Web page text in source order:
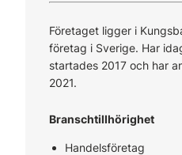
Företaget ligger i
företag i Sverige. Har
startades 2017 och har
2021.
Branschtillhörighet
Handelsföretag